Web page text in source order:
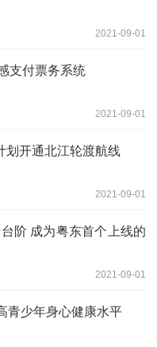
2021-09-01
支付票务系统
2021-09-01
划开通北江轮渡航线
2021-09-01
阶 成为粤东首个上线的
2021-09-01
青少年身心健康水平